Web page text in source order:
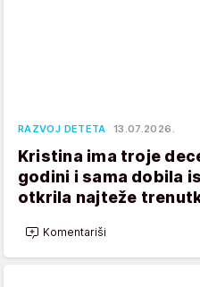
RAZVOJ DETETA 13.07.2026.
Kristina ima troje
godini i sama dobila
otkrila najteže
Komentariši